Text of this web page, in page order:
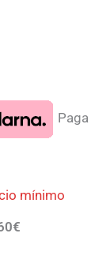
Paga
mínimo